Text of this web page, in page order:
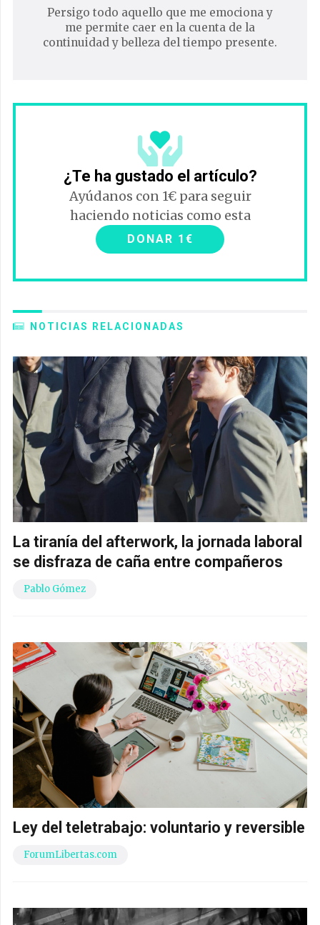
Persigo todo aquello que me emociona y
me permite caer en la cuenta de la
continuidad y belleza del tiempo presente.
¿Te ha gustado el artículo?
Ayúdanos con 1€ para seguir
haciendo noticias como esta
DONAR 1€
NOTICIAS RELACIONADAS
La tiranía del afterwork, la jornada laboral
se disfraza de caña entre compañeros
Pablo Gómez
Ley del teletrabajo: voluntario y reversible
ForumLibertas.com